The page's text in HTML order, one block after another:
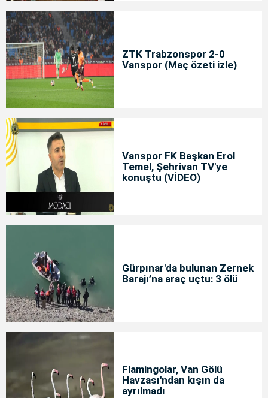
ZTK Trabzonspor 2-0
Vanspor (Maç özeti izle)
Vanspor FK Başkan Erol
Temel, Şehrivan TV'ye
konuştu (VİDEO)
Gürpınar'da bulunan Zernek
Barajı’na araç uçtu: 3 ölü
Flamingolar, Van Gölü
Havzası'ndan kışın da
ayrılmadı